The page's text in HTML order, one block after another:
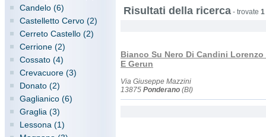
Candelo (6)
Castelletto Cervo (2)
Cerreto Castello (2)
Cerrione (2)
Cossato (4)
Crevacuore (3)
Donato (2)
Gaglianico (6)
Graglia (3)
Lessona (1)
Risultati della ricerca - trovate 1
Bianco Su Nero Di Candini Lorenzo
E Gerun
Via Giuseppe Mazzini
13875 Ponderano (BI)